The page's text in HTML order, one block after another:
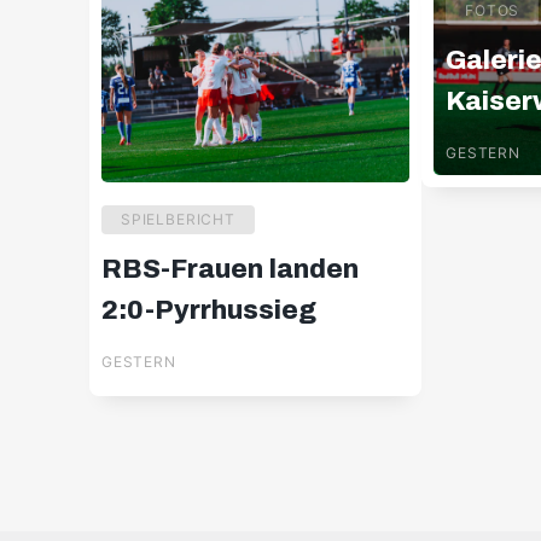
SPIELBERICHT
RBS-Frauen landen
2:0-Pyrrhussieg
GESTERN
FOTOS
GESTERN